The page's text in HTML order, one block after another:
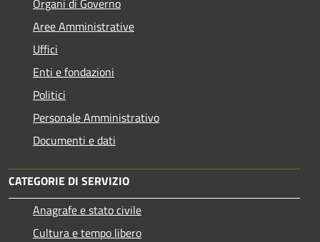
Aree Amministrative
Uffici
Enti e fondazioni
Politici
Personale Amministrativo
Documenti e dati
CATEGORIE DI SERVIZIO
Anagrafe e stato civile
Cultura e tempo libero